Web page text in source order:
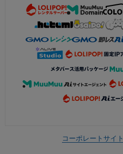
コーポレートサイト